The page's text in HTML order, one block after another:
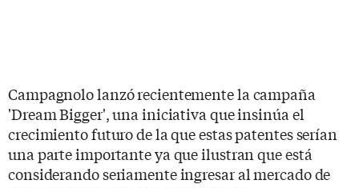
Campagnolo lanzó recientemente la campaña
'Dream Bigger', una iniciativa que insinúa el
crecimiento futuro de la que estas patentes serían
una parte importante ya que ilustran que está
considerando seriamente ingresar al mercado de